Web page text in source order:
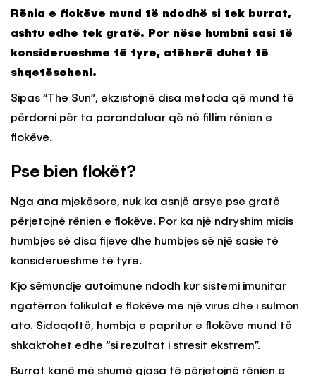
Rënia e flokëve mund të ndodhë si tek burrat,
ashtu edhe tek gratë. Por nëse humbni sasi të
konsiderueshme të tyre, atëherë duhet të
shqetësoheni.
Sipas “The Sun”, ekzistojnë disa metoda që mund të
përdorni për ta parandaluar që në fillim rënien e
flokëve.
Pse bien flokët?
Nga ana mjekësore, nuk ka asnjë arsye pse gratë
përjetojnë rënien e flokëve. Por ka një ndryshim midis
humbjes së disa fijeve dhe humbjes së një sasie të
konsiderueshme të tyre.
Kjo sëmundje autoimune ndodh kur sistemi imunitar
ngatërron folikulat e flokëve me një virus dhe i sulmon
ato. Sidoqoftë, humbja e papritur e flokëve mund të
shkaktohet edhe “si rezultat i stresit ekstrem”.
Burrat kanë më shumë gjasa të përjetojnë rënien e